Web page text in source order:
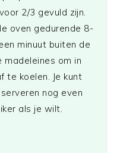
2/3 gevuld zijn.
oven gedurende 8-
minuut buiten de
madeleines om in
te koelen. Je kunt
nog even
als je wilt.